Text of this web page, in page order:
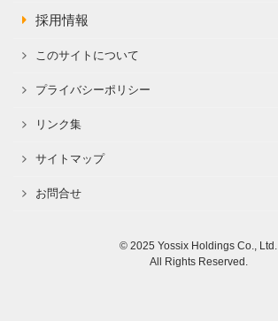
採用情報
このサイトについて
プライバシーポリシー
リンク集
サイトマップ
お問合せ
© 2025 Yossix Holdings Co., Ltd.
All Rights Reserved.